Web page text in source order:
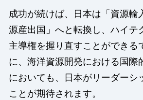
成功が続けば、日本は「資源輸
源産出国」へと転換し、ハイテ
主導権を握り直すことができる
に、海洋資源開発における国際
においても、日本がリーダーシ
ことが期待されます。